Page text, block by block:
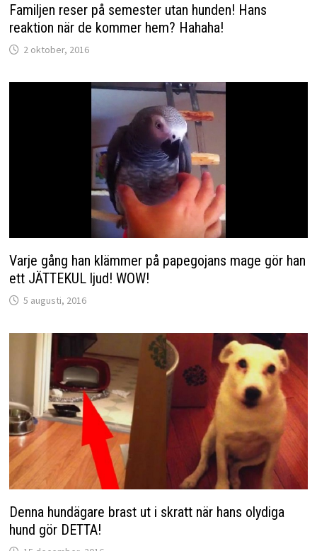
Familjen reser på semester utan hunden! Hans
reaktion när de kommer hem? Hahaha!
2 oktober, 2016
Varje gång han klämmer på papegojans mage gör han
ett JÄTTEKUL ljud! WOW!
5 augusti, 2016
Denna hundägare brast ut i skratt när hans olydiga
hund gör DETTA!